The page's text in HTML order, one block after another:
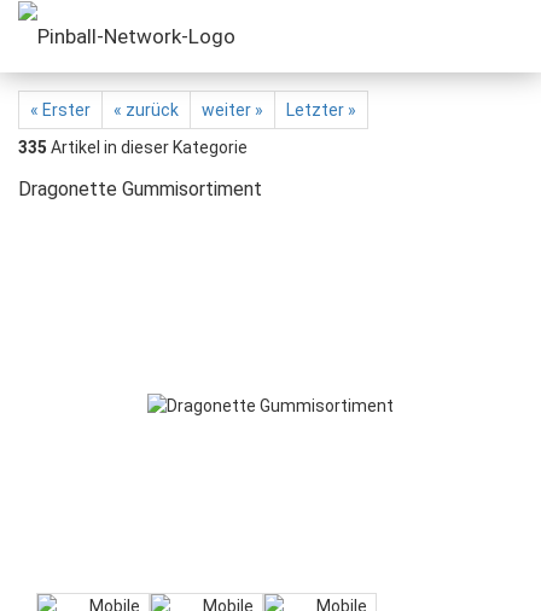
« Erster « zurück weiter »
Letzter »
335 Artikel in dieser Kategorie
Dragonette Gummisortiment